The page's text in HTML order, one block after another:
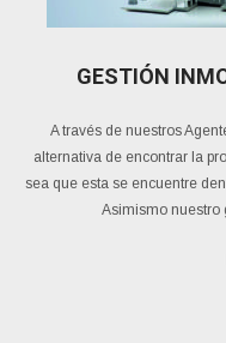
GESTIÓN
A través de nuestros
alternativa de encontrar la
sea que esta se encuentre
Asimismo nuestro